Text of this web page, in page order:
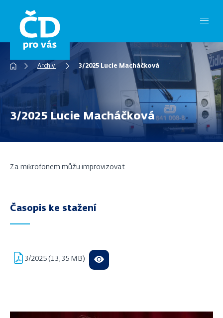
hlavnímu
Drobečková
navigace
Archiv 3/2025 Lucie Macháčková
3/2025 Lucie Macháčková
Za mikrofonem můžu improvizovat
Časopis ke stažení
3/2025 (13,35 MB)